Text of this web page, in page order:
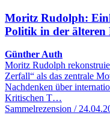
Moritz Rudolph:
Politik in der älteren
Günther Auth
Moritz Rudolph
Zerfall“ als das zentrale
Nachdenken über
Kritischen T…
Sammelrezension /